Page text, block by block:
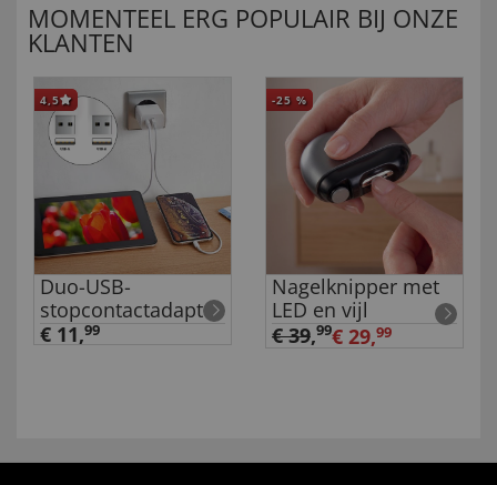
MOMENTEEL ERG POPULAIR BIJ ONZE
KLANTEN
4,5
Duo-USB-
stopcontactadapter
€ 11,99
-25 %
Nagelknipper met
LED en vijl
€ 39,99€ 29,99